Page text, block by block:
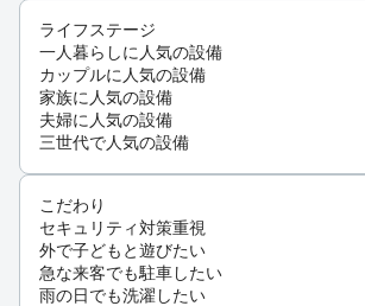
ライフステージ
一人暮らしに人気の設備
カップルに人気の設備
家族に人気の設備
夫婦に人気の設備
三世代で人気の設備
こだわり
セキュリティ対策重視
外で子どもと遊びたい
急な来客でも駐車したい
雨の日でも洗濯したい